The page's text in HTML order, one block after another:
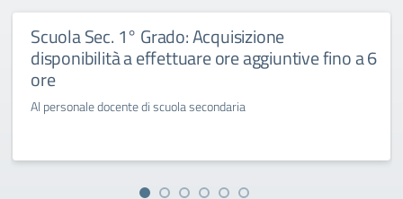
Scuola Sec. 1° Grado: Acquisizione
disponibilità a effettuare ore aggiuntive fino a 6
ore
Al personale docente di scuola secondaria